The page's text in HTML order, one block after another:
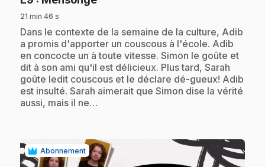
21 min 46 s
.Dans le contexte de la semaine de la culture, Adib
a promis d'apporter un couscous à l'école. Adib
en concocte un à toute vitesse. Simon le goûte et
dit à son ami qu'il est délicieux. Plus tard, Sarah
goûte ledit couscous et le déclare dé-gueux! Adib
est insulté. Sarah aimerait que Simon dise la vérité
aussi, mais il ne…
Abonnement